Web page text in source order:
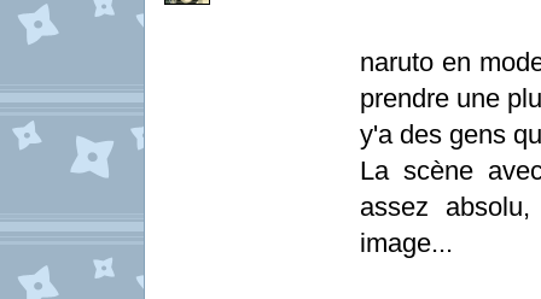
naruto en
prendre une
y'a des gens
La scène
assez
image...